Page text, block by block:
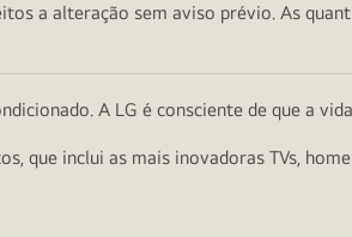
a alteração sem aviso prévio. As
A LG é consciente de que a
que inclui as mais inovadoras TVs,